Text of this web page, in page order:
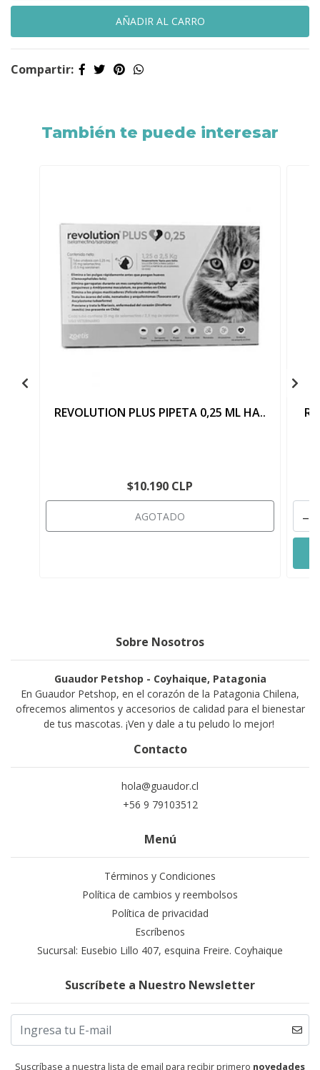
Compartir:
También te puede interesar
REVOLUTION PLUS PIPETA 0,25 ML HA..
$10.190 CLP
AGOTADO -
Sobre Nosotros
Guaudor Petshop - Coyhaique, Patagonia
En Guaudor Petshop, en el corazón de la Patagonia Chilena,
ofrecemos alimentos y accesorios de calidad para el bienestar
de tus mascotas. ¡Ven y dale a tu peludo lo mejor!
Contacto
hola@guaudor.cl
+56 9 79103512
Menú
Términos y Condiciones
Política de cambios y reembolsos
Política de privacidad
Escríbenos
Sucursal: Eusebio Lillo 407, esquina Freire. Coyhaique
Suscríbete a Nuestro Newsletter
Suscríbase a nuestra lista de email para recibir primero novedades